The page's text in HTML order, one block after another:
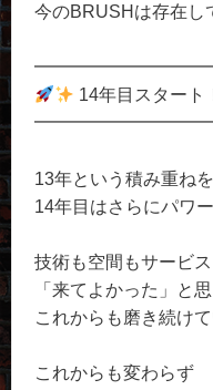
今のBRUSHは存在し
14年目スタート
13年という積み重ね
14年目はさらにパワ
技術も空間もサービス
「来てよかった」と
これからも磨き続け
これからも変わらず